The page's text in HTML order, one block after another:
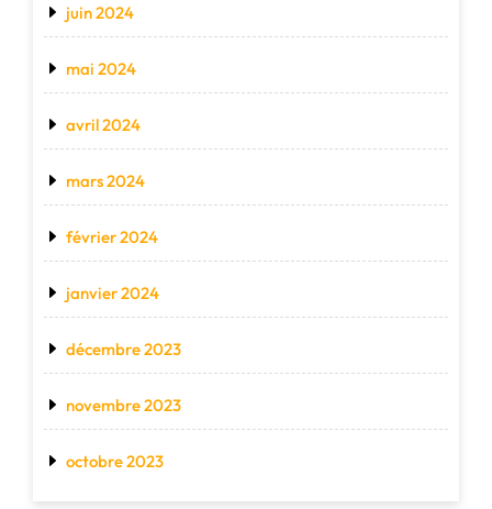
juin 2024
mai 2024
avril 2024
mars 2024
février 2024
janvier 2024
décembre 2023
novembre 2023
octobre 2023